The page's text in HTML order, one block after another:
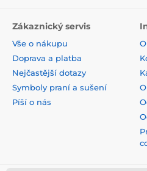
Zákaznický servis
Vše o nákupu
Doprava a platba
Nejčastější dotazy
Symboly praní a sušení
Píší o nás